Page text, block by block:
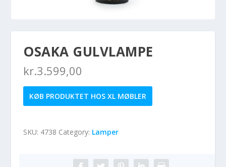
OSAKA GULVLAMPE
kr.3.599,00
KØB PRODUKTET HOS XL MØBLER
SKU: 4738 Category: Lamper